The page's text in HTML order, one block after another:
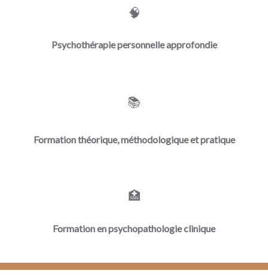
🧠
Psychothérapie personnelle approfondie
📚
Formation théorique, méthodologique et pratique
🏥
Formation en psychopathologie clinique